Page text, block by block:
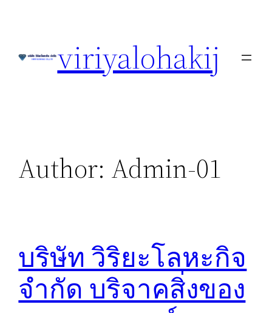
viriyalohakij
Author: Admin-01
บริษัท วิริยะโลหะกิจ
จำกัด บริจาคสิ่งของ